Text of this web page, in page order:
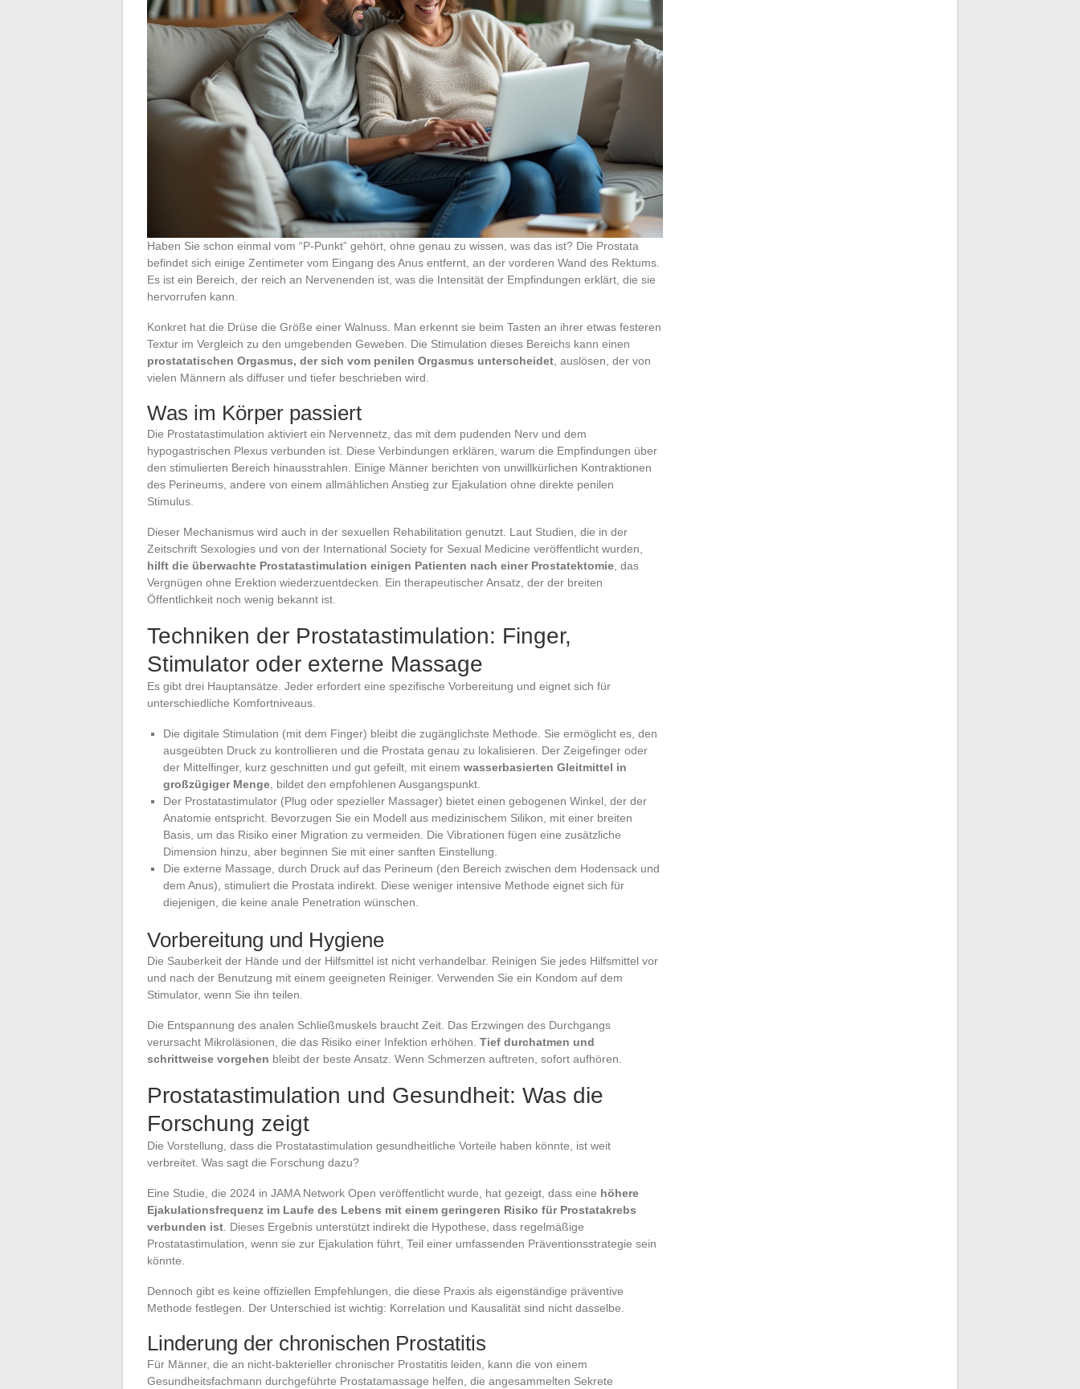
Haben Sie schon einmal vom “P-Punkt” gehört, ohne genau zu wissen, was das ist? Die Prostata
befindet sich einige Zentimeter vom Eingang des Anus entfernt, an der vorderen Wand des Rektums.
Es ist ein Bereich, der reich an Nervenenden ist, was die Intensität der Empfindungen erklärt, die sie
hervorrufen kann.
Konkret hat die Drüse die Größe einer Walnuss. Man erkennt sie beim Tasten an ihrer etwas festeren
Textur im Vergleich zu den umgebenden Geweben. Die Stimulation dieses Bereichs kann einen
prostatatischen Orgasmus, der sich vom penilen Orgasmus unterscheidet , auslösen, der von
vielen Männern als diffuser und tiefer beschrieben wird.
Was im Körper passiert
Die Prostatastimulation aktiviert ein Nervennetz, das mit dem pudenden Nerv und dem
hypogastrischen Plexus verbunden ist. Diese Verbindungen erklären, warum die Empfindungen über
den stimulierten Bereich hinausstrahlen. Einige Männer berichten von unwillkürlichen Kontraktionen
des Perineums, andere von einem allmählichen Anstieg zur Ejakulation ohne direkte penilen
Stimulus.
Dieser Mechanismus wird auch in der sexuellen Rehabilitation genutzt. Laut Studien, die in der
Zeitschrift Sexologies und von der International Society for Sexual Medicine veröffentlicht wurden,
hilft die überwachte Prostatastimulation einigen Patienten nach einer Prostatektomie , das
Vergnügen ohne Erektion wiederzuentdecken. Ein therapeutischer Ansatz, der der breiten
Öffentlichkeit noch wenig bekannt ist.
Techniken der Prostatastimulation: Finger,
Stimulator oder externe Massage
Es gibt drei Hauptansätze. Jeder erfordert eine spezifische Vorbereitung und eignet sich für
unterschiedliche Komfortniveaus.
Die digitale Stimulation (mit dem Finger) bleibt die zugänglichste Methode. Sie ermöglicht es, den
ausgeübten Druck zu kontrollieren und die Prostata genau zu lokalisieren. Der Zeigefinger oder
der Mittelfinger, kurz geschnitten und gut gefeilt, mit einem wasserbasierten Gleitmittel in
großzügiger Menge , bildet den empfohlenen Ausgangspunkt.
Der Prostatastimulator (Plug oder spezieller Massager) bietet einen gebogenen Winkel, der der
Anatomie entspricht. Bevorzugen Sie ein Modell aus medizinischem Silikon, mit einer breiten
Basis, um das Risiko einer Migration zu vermeiden. Die Vibrationen fügen eine zusätzliche
Dimension hinzu, aber beginnen Sie mit einer sanften Einstellung.
Die externe Massage, durch Druck auf das Perineum (den Bereich zwischen dem Hodensack und
dem Anus), stimuliert die Prostata indirekt. Diese weniger intensive Methode eignet sich für
diejenigen, die keine anale Penetration wünschen.
Vorbereitung und Hygiene
Die Sauberkeit der Hände und der Hilfsmittel ist nicht verhandelbar. Reinigen Sie jedes Hilfsmittel vor
und nach der Benutzung mit einem geeigneten Reiniger. Verwenden Sie ein Kondom auf dem
Stimulator, wenn Sie ihn teilen.
Die Entspannung des analen Schließmuskels braucht Zeit. Das Erzwingen des Durchgangs
verursacht Mikroläsionen, die das Risiko einer Infektion erhöhen. Tief durchatmen und
schrittweise vorgehen bleibt der beste Ansatz. Wenn Schmerzen auftreten, sofort aufhören.
Prostatastimulation und Gesundheit: Was die
Forschung zeigt
Die Vorstellung, dass die Prostatastimulation gesundheitliche Vorteile haben könnte, ist weit
verbreitet. Was sagt die Forschung dazu?
Eine Studie, die 2024 in JAMA Network Open veröffentlicht wurde, hat gezeigt, dass eine höhere
Ejakulationsfrequenz im Laufe des Lebens mit einem geringeren Risiko für Prostatakrebs
verbunden ist . Dieses Ergebnis unterstützt indirekt die Hypothese, dass regelmäßige
Prostatastimulation, wenn sie zur Ejakulation führt, Teil einer umfassenden Präventionsstrategie sein
könnte.
Dennoch gibt es keine offiziellen Empfehlungen, die diese Praxis als eigenständige präventive
Methode festlegen. Der Unterschied ist wichtig: Korrelation und Kausalität sind nicht dasselbe.
Linderung der chronischen Prostatitis
Für Männer, die an nicht-bakterieller chronischer Prostatitis leiden, kann die von einem
Gesundheitsfachmann durchgeführte Prostatamassage helfen, die angesammelten Sekrete